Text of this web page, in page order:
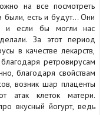
на все посмотреть
были, есть и будут… Они
и если бы могли нас
За этот период
в качестве лекарств,
ретровирусам
благодаря свойствам
возник шар плаценты
атак клеток матери.
вкусный йогурт, ведь